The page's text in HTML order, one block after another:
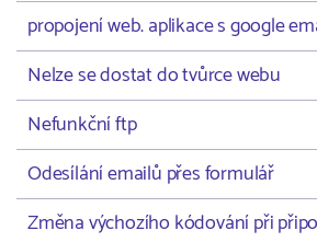
propojení web. aplikace s google
Nelze se dostat do tvůrce webu
Nefunkční ftp
Odesílání emailů přes formulář
Změna výchozího kódování při